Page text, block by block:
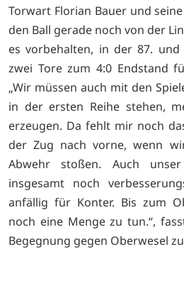
Torwart Florian Bauer und
den Ball gerade noch von der
es vorbehalten, in der 87.
zwei Tore zum 4:0 Endstand
„Wir müssen auch mit den
in der ersten Reihe stehen,
erzeugen. Da fehlt mir noch
der Zug nach vorne, wenn
Abwehr stoßen. Auch
insgesamt noch
anfällig für Konter. Bis zum
noch eine Menge zu tun.“,
Begegnung gegen Oberwesel